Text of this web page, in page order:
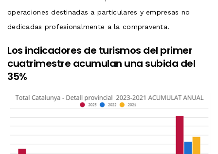
operaciones destinadas a particulares y empresas no
dedicadas profesionalmente a la compraventa.
Los indicadores de turismos del primer
cuatrimestre acumulan una subida del
35%